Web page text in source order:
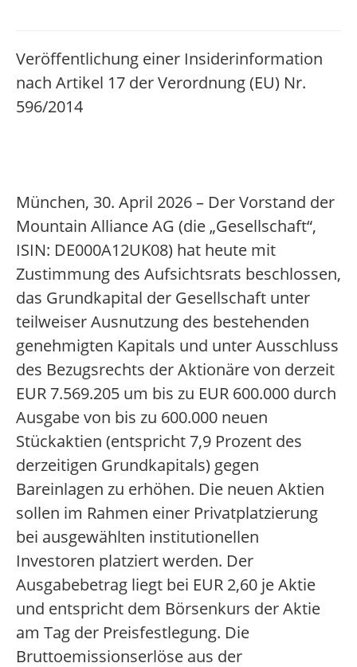
Veröffentlichung einer Insiderinformation
nach Artikel 17 der Verordnung (EU) Nr.
596/2014
München, 30. April 2026 – Der Vorstand der
Mountain Alliance AG (die „Gesellschaft“,
ISIN: DE000A12UK08) hat heute mit
Zustimmung des Aufsichtsrats beschlossen,
das Grundkapital der Gesellschaft unter
teilweiser Ausnutzung des bestehenden
genehmigten Kapitals und unter Ausschluss
des Bezugsrechts der Aktionäre von derzeit
EUR 7.569.205 um bis zu EUR 600.000 durch
Ausgabe von bis zu 600.000 neuen
Stückaktien (entspricht 7,9 Prozent des
derzeitigen Grundkapitals) gegen
Bareinlagen zu erhöhen. Die neuen Aktien
sollen im Rahmen einer Privatplatzierung
bei ausgewählten institutionellen
Investoren platziert werden. Der
Ausgabebetrag liegt bei EUR 2,60 je Aktie
und entspricht dem Börsenkurs der Aktie
am Tag der Preisfestlegung. Die
Bruttoemissionserlöse aus der